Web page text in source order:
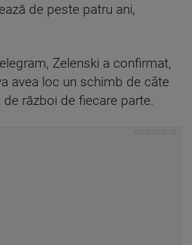
de peste patru ani,
Zelenski a confirmat,
avea loc un schimb de câte
război de fiecare parte.